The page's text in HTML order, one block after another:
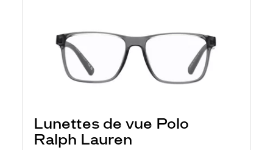
Lunettes de vue Polo
Ralph Lauren